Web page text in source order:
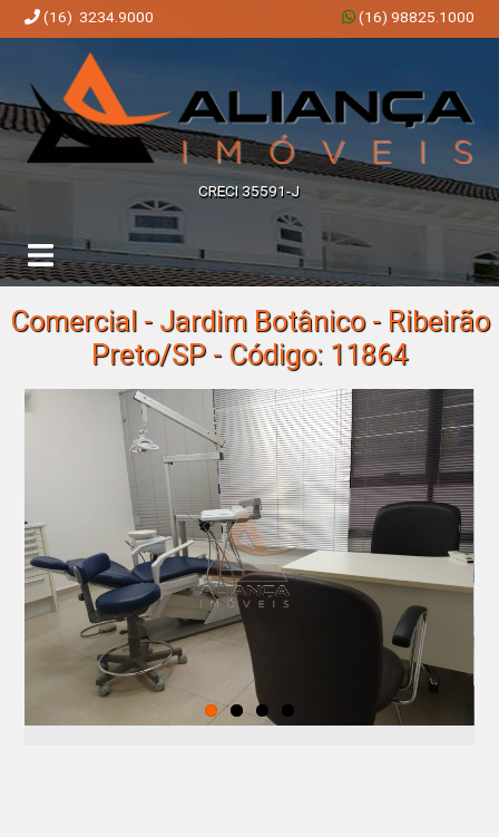
(16) 3234.9000 (16) 98825.1000
CRECI 35591-J
Comercial - Jardim Botânico - Ribeirão
Preto/SP - Código: 11864